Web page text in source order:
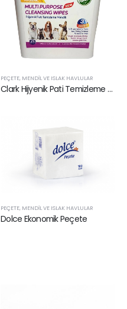
PEÇETE, MENDIL VE ISLAK HAVLULAR
Clark Hijyenik Pati Temizleme Mendili
PEÇETE, MENDIL VE ISLAK HAVLULAR
Dolce Ekonomik Peçete